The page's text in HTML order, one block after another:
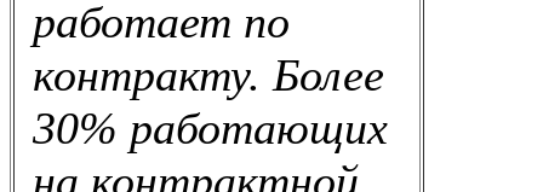
работает по
контракту. Более
30% работающих
на контрактной